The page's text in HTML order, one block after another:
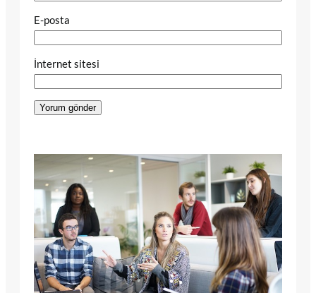
E-posta
İnternet sitesi